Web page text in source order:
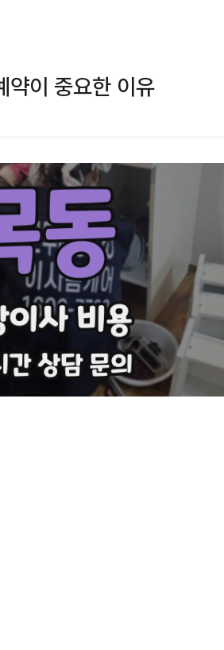
약이 중요한 이유